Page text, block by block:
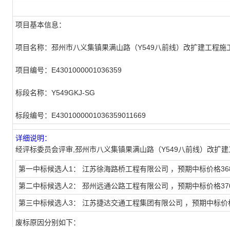
项目基本信息：
项目名称： 邳州市八义集镇果满山路（Y549八前线）改扩建工程施
项目编号： E4301000001036359
标段名称： Y549GKJ-SG
标段编号： E4301000001036359011669
详细说明：
经评标委员会评审,邳州市八义集镇果满山路（Y549八前线）改扩
第一中标候选人1： 江苏徐海路桥工程有限公司 ，预期中标价格
第二中标候选人2： 邳州远通公路工程有限公司 ，预期中标价格
第三中标候选人3： 江苏捷达交通工程集团有限公司 ，预期中标
废标原因分别如下：